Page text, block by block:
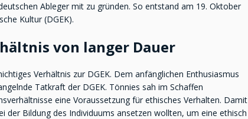
Ableger mit zu gründen. So entstand am 19. Oktober
Kultur (DGEK).
von langer Dauer
Verhältnis zur DGEK. Dem anfänglichen Enthusiasmus
Tatkraft der DGEK. Tönnies sah im Schaffen
eine Voraussetzung für ethisches Verhalten. Damit
der Bildung des Individuums ansetzen wollten, um eine ethisch